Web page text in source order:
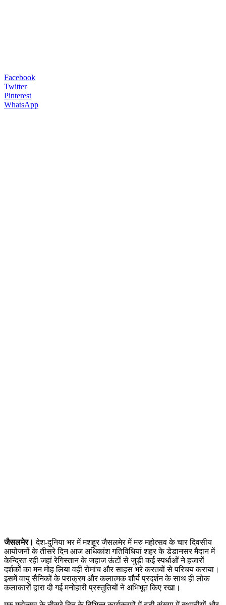
Facebook
Twitter
Pinterest
WhatsApp
जैसलमेर। देश-दुनिया भर में मशहूर जैसलमेर में मरु महोत्सव के चार दिवसीय
आयोजनों के तीसरे दिन आज अधिकांश गतिविधियां शहर के डेडानसर मैदान में
केन्द्रित रही जहां रेगिस्तान के जहाज ऊंटों से जुड़ी कई स्पर्धाओं ने हजारों
दर्शकों का मन मोह लिया वहीं रोमांच और साहस भरे करतबों से परिचय कराया।
इसमें वायु सैनिकों के पराक्रम और कलात्मक शौर्य प्रदर्शन के साथ ही लोक
कलाकारों द्वारा दी गई मनोहारी प्रस्तुतियों ने अभिभूत किए रखा।